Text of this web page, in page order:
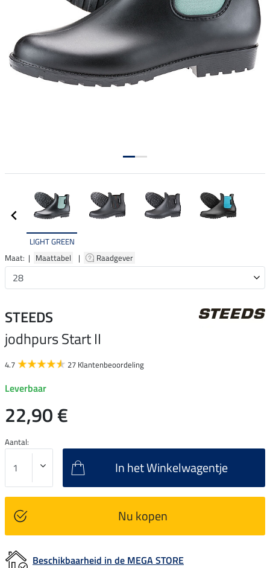
LIGHT GREEN
Maat: | Maattabel | Raadgever
STEEDS
jodhpurs Start II
4.7 27 Klantenbeoordeling
Leverbaar
22,90 €
Aantal:
In het Winkelwagentje
Nu kopen
Beschikbaarheid in de MEGA STORE